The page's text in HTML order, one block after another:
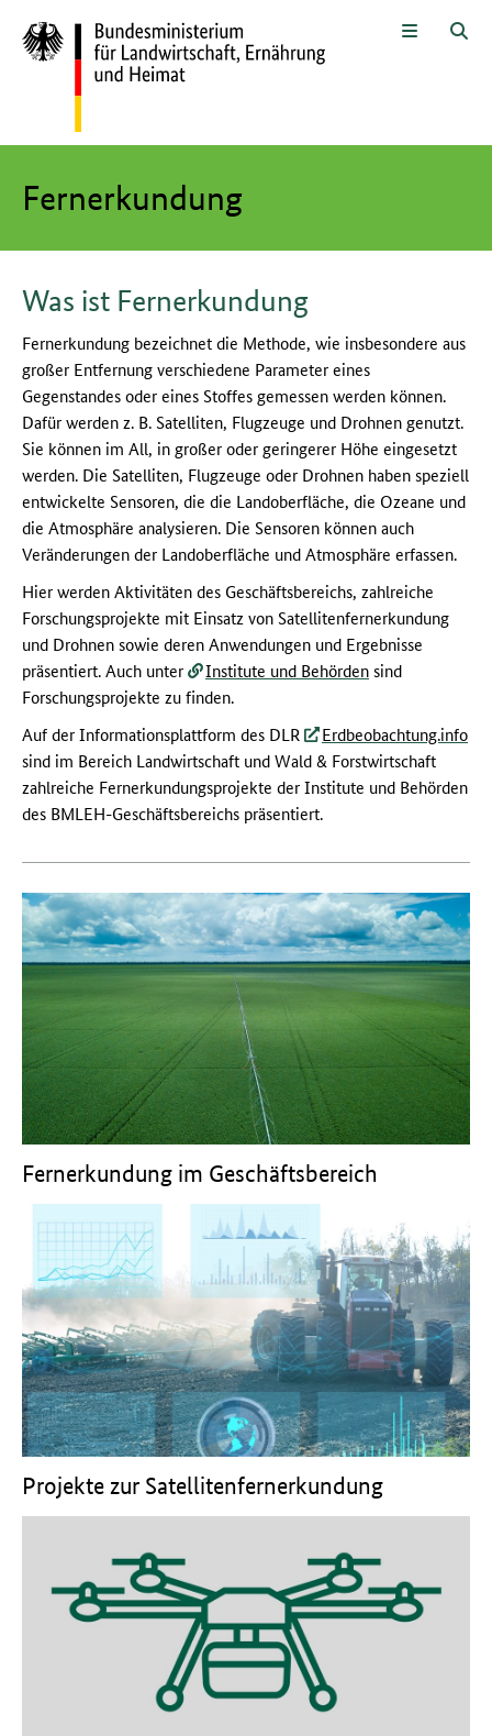
Menü
Fernerkundung
Was ist Fernerkundung
Fernerkundung bezeichnet die Methode, wie insbesondere aus
großer Entfernung verschiedene Parameter eines
Gegenstandes oder eines Stoffes gemessen werden können.
Dafür werden z. B. Satelliten, Flugzeuge und Drohnen genutzt.
Sie können im All, in großer oder geringerer Höhe eingesetzt
werden. Die Satelliten, Flugzeuge oder Drohnen haben speziell
entwickelte Sensoren, die die Landoberfläche, die Ozeane und
die Atmosphäre analysieren. Die Sensoren können auch
Veränderungen der Landoberfläche und Atmosphäre erfassen.
Hier werden Aktivitäten des Geschäftsbereichs, zahlreiche
Forschungsprojekte mit Einsatz von Satellitenfernerkundung
und Drohnen sowie deren Anwendungen und Ergebnisse
präsentiert. Auch unter
Institute und Behördensind
Forschungsprojekte zu finden.
Auf der Informationsplattform des DLR
Erdbeobachtung.info
sind im Bereich Landwirtschaft und Wald & Forstwirtschaft
zahlreiche Fernerkundungsprojekte der Institute und Behörden
des BMLEH-Geschäftsbereichs präsentiert.
Fernerkundung im Geschäftsbereich
Projekte zur Satellitenfernerkundung